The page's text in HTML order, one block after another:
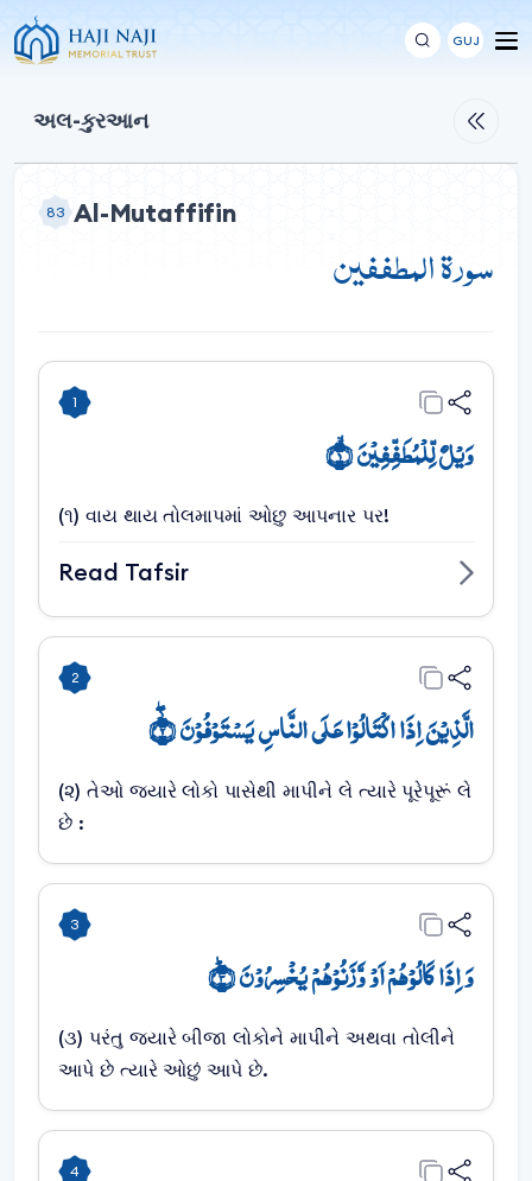
GUJ
અલ-કુરઆન
83 Al-Mutaffifin
سورة المطففين
1
وَیۡلٌ لِّلۡمُطَفِّفِیۡنَ ۙ﴿۱﴾
(૧) વાય થાય તોલમાપમાં ઓછુ આપનાર પર!
Read Tafsir
2
الَّذِیۡنَ اِذَا اکۡتَالُوۡا عَلَی النَّاسِ یَسۡتَوۡفُوۡنَ ۫﴿ۖ۲﴾
(૨) તેઓ જયારે લોકો પાસેથી માપીને લે ત્યારે પૂરેપૂરૂં લે
છે :
3
وَ اِذَا کَالُوۡہُمۡ اَوۡ وَّزَنُوۡہُمۡ یُخۡسِرُوۡنَ ﴿ؕ۳﴾
(૩) પરંતુ જયારે બીજા લોકોને માપીને અથવા તોલીને
આપે છે ત્યારે ઓછું આપે છે.
4